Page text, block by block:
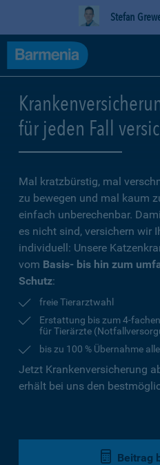
Stefan
für jeden Fall
Mal kratzbürstig, mal
zu bewegen und mal kaum
einfach unberechenbar.
es nicht sind, versichern wir
individuell: Unsere
vom Basis- bis hin zum
Schutz:
freie Tierarztwahl
Erstattung bis zum 4-
für Tierärzte
bis zu 100 % Übernahme
Jetzt Krankenversicherung
erhält bei uns den
Beitrag